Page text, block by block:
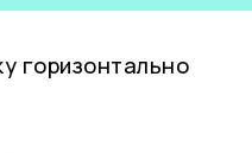
горизонтально